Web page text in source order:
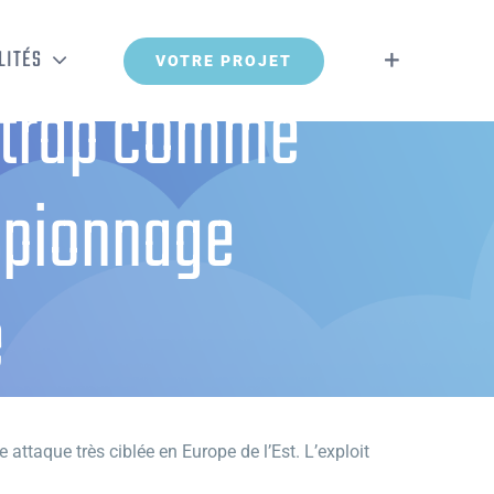
VOTRE PROJET
comme
très ciblée en Europe de l’Est. L’exploit